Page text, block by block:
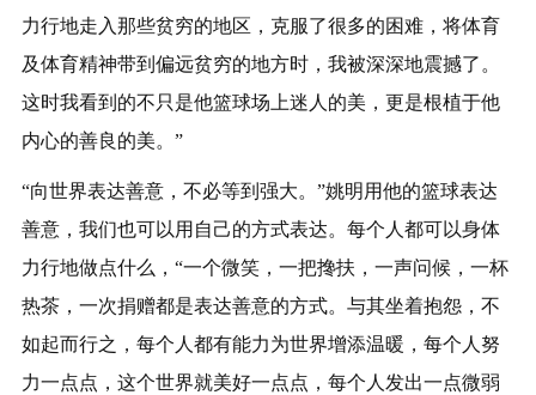
力行地走入那些贫穷的地区，克服了很多的困难，将体育
及体育精神带到偏远贫穷的地方时，我被深深地震撼了。
这时我看到的不只是他篮球场上迷人的美，更是根植于他
内心的善良的美。”
“向世界表达善意，不必等到强大。”姚明用他的篮球表达
善意，我们也可以用自己的方式表达。每个人都可以身体
力行地做点什么，“一个微笑，一把搀扶，一声问候，一杯
热茶，一次捐赠都是表达善意的方式。与其坐着抱怨，不
如起而行之，每个人都有能力为世界增添温暖，每个人努
力一点点，这个世界就美好一点点，每个人发出一点微弱